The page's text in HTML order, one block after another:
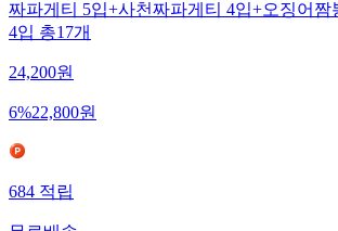
짜파게티 5입+사천짜파게티 4입+오징어짬
4입 총17개
24,200원
6%22,800원
684적립